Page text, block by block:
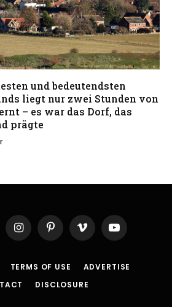
und bedeutendsten
liegt nur zwei Stunden von
– es war das Dorf, das
prägte
InstagramPinterestVimeo YouTube
TERMS OF USE
ADVERTISE
DISCLOSURE